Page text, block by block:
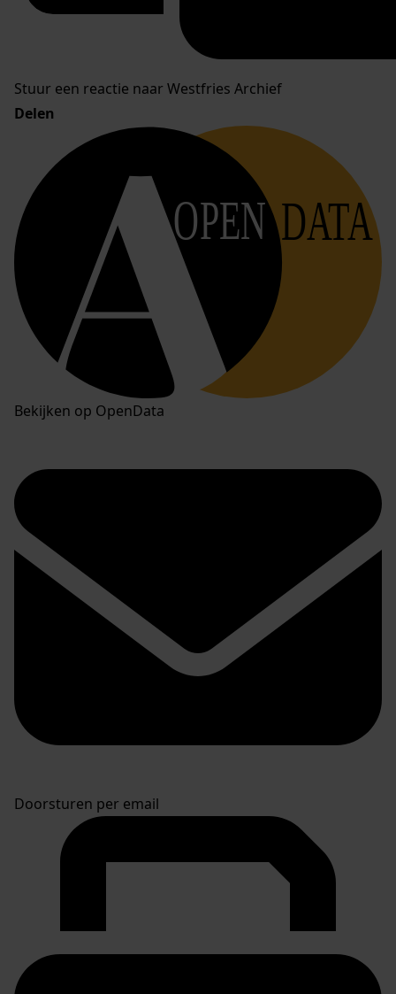
Stuur een reactie naar Westfries Archief
Delen
OPEN DATA
Bekijken op OpenData
Doorsturen per email